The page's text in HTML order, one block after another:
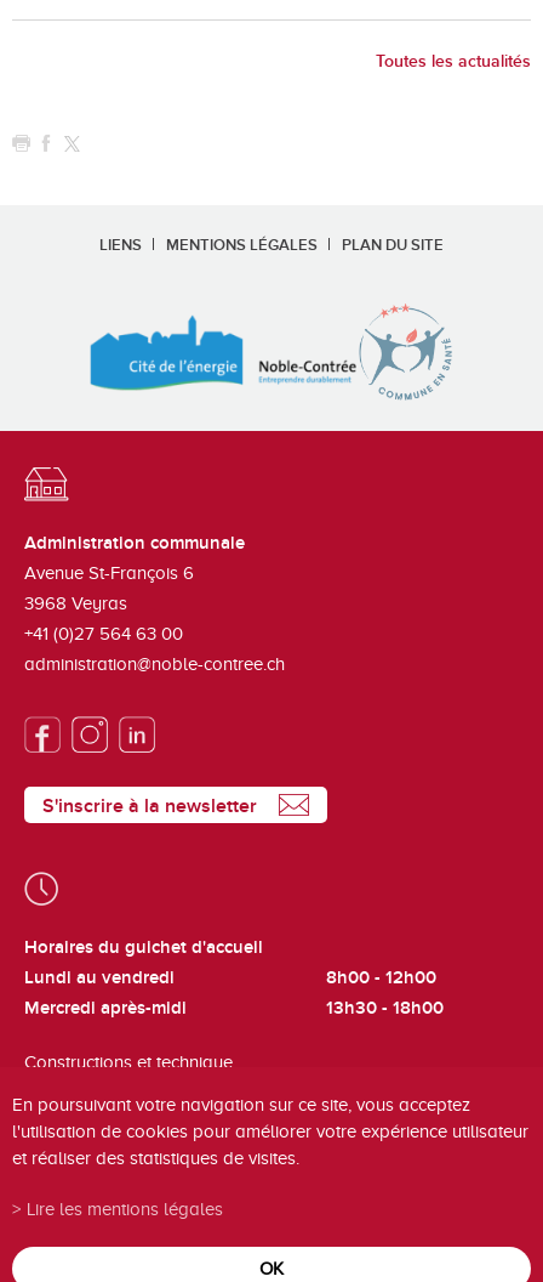
Toutes les actualités
LIENS MENTIONS LÉGALES PLAN DU SITE
Administration communale
Avenue St-François 6
3968 Veyras
+41 (0)27 564 63 00
administration@noble-contree.ch
S'inscrire à la newsletter
Horaires du guichet d'accueil
Lundi au vendredi
8h00 - 12h00
Mercredi après-midi
13h30 - 18h00
Constructions et technique
Cadastre et fiscalité
En poursuivant votre navigation sur ce site, vous acceptez
l'utilisation de cookies pour améliorer votre expérience utilisateur
et réaliser des statistiques de visites.
Lire les mentions légales
OK